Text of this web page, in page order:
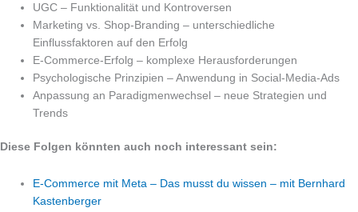
UGC – Funktionalität und Kontroversen
Marketing vs. Shop-Branding – unterschiedliche
Einflussfaktoren auf den Erfolg
E-Commerce-Erfolg – komplexe Herausforderungen
Psychologische Prinzipien – Anwendung in Social-Media-Ads
Anpassung an Paradigmenwechsel – neue Strategien und
Trends
Diese Folgen könnten auch noch interessant sein:
E-Commerce mit Meta – Das musst du wissen – mit Bernhard
Kastenberger